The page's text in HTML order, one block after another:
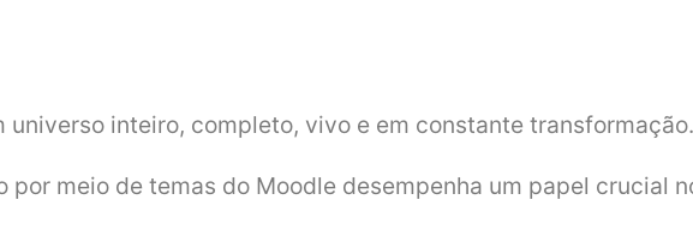
universo inteiro, completo, vivo e em constante transformação.
meio de temas do Moodle desempenha um papel crucial